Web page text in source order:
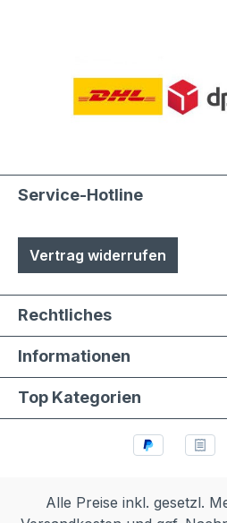
Service-Hotline
Vertrag widerrufen
Rechtliches
Informationen
Top Kategorien
Alle Preise inkl. gesetzl.